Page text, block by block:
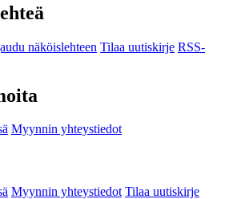
näköislehteen Tilaa uutiskirje RSS-
Myynnin yhteystiedot
Myynnin yhteystiedot Tilaa uutiskirje